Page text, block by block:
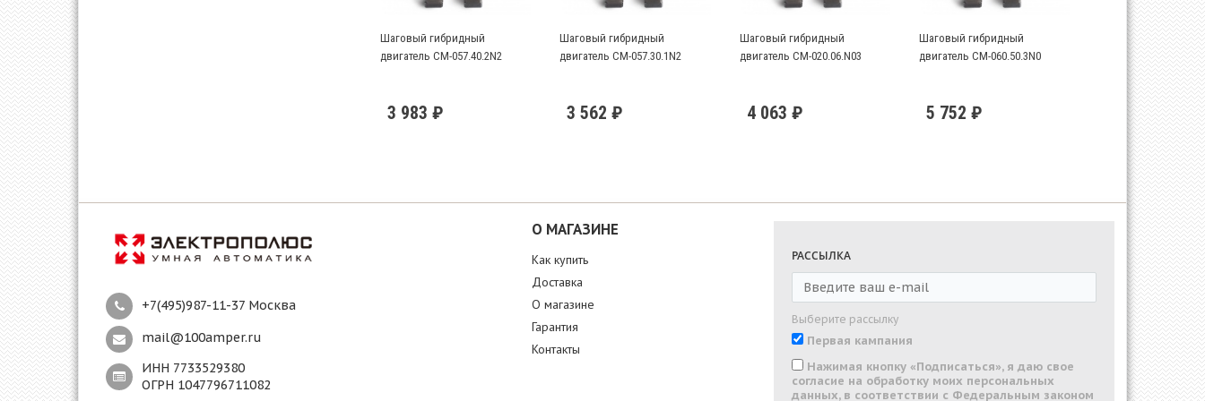
Шаговый гибридный
двигатель CM-057.40.2N2
3 983 ₽
Шаговый гибридный
двигатель CM-057.30.1N2
3 562 ₽
Шаговый гибридный
двигатель CM-020.06.N03
4 063 ₽
Шаговый гибридный
двигатель CM-060.50.3N0
5 752 ₽
+7(495)987-11-37 Москва
mail@100amper.ru
ИНН 7733529380
ОГРН 1047796711082
О МАГАЗИНЕ
Как купить
Доставка
О магазине
Гарантия
Контакты
РАССЫЛКА
Выберите рассылку
Первая кампания
Нажимая кнопку «Подписаться», я даю свое
согласие на обработку моих персональных
данных, в соответствии с Федеральным законом